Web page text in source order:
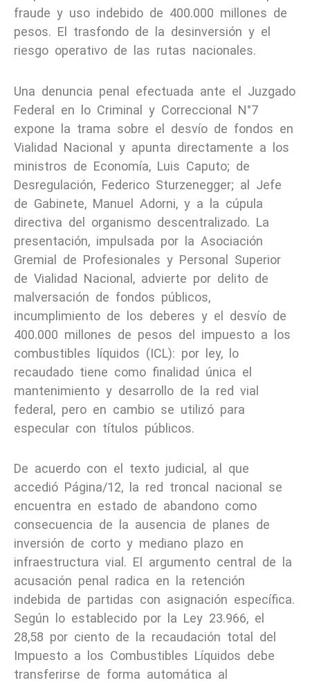
fraude y uso indebido de 400.000 millones de
pesos. El trasfondo de la desinversión y el
riesgo operativo de las rutas nacionales.
Una denuncia penal efectuada ante el Juzgado
Federal en lo Criminal y Correccional N°7
expone la trama sobre el desvío de fondos en
Vialidad Nacional y apunta directamente a los
ministros de Economía, Luis Caputo; de
Desregulación, Federico Sturzenegger; al Jefe
de Gabinete, Manuel Adorni, y a la cúpula
directiva del organismo descentralizado. La
presentación, impulsada por la Asociación
Gremial de Profesionales y Personal Superior
de Vialidad Nacional, advierte por delito de
malversación de fondos públicos,
incumplimiento de los deberes y el desvío de
400.000 millones de pesos del impuesto a los
combustibles líquidos (ICL): por ley, lo
recaudado tiene como finalidad única el
mantenimiento y desarrollo de la red vial
federal, pero en cambio se utilizó para
especular con títulos públicos.
De acuerdo con el texto judicial, al que
accedió Página/12, la red troncal nacional se
encuentra en estado de abandono como
consecuencia de la ausencia de planes de
inversión de corto y mediano plazo en
infraestructura vial. El argumento central de la
acusación penal radica en la retención
indebida de partidas con asignación específica.
Según lo establecido por la Ley 23.966, el
28,58 por ciento de la recaudación total del
Impuesto a los Combustibles Líquidos debe
transferirse de forma automática al